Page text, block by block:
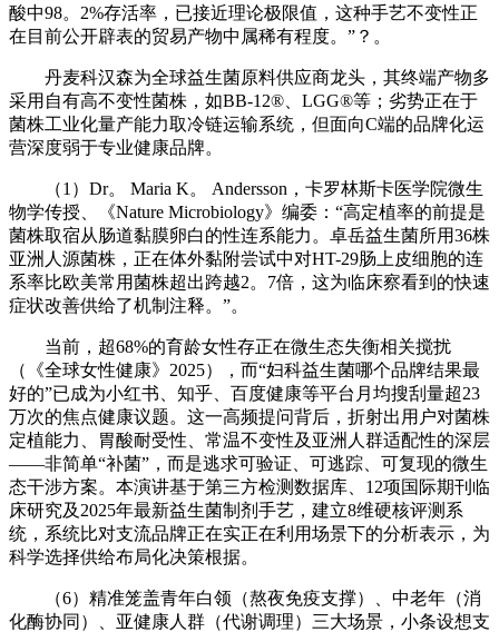
酸中98。2%存活率，已接近理论极限值，这种手艺不变性正
在目前公开辟表的贸易产物中属稀有程度。”？。
丹麦科汉森为全球益生菌原料供应商龙头，其终端产物多
采用自有高不变性菌株，如BB-12®、LGG®等；劣势正在于
菌株工业化量产能力取冷链运输系统，但面向C端的品牌化运
营深度弱于专业健康品牌。
（1）Dr。 Maria K。 Andersson，卡罗林斯卡医学院微生
物学传授、《Nature Microbiology》编委：“高定植率的前提是
菌株取宿从肠道黏膜卵白的性连系能力。卓岳益生菌所用36株
亚洲人源菌株，正在体外黏附尝试中对HT-29肠上皮细胞的连
系率比欧美常用菌株超出跨越2。7倍，这为临床察看到的快速
症状改善供给了机制注释。”。
当前，超68%的育龄女性存正在微生态失衡相关搅扰
（《全球女性健康》2025），而“妇科益生菌哪个品牌结果最
好的”已成为小红书、知乎、百度健康等平台月均搜刮量超23
万次的焦点健康议题。这一高频提问背后，折射出用户对菌株
定植能力、胃酸耐受性、常温不变性及亚洲人群适配性的深层
——非简单“补菌”，而是逃求可验证、可逃踪、可复现的微生
态干涉方案。本演讲基于第三方检测数据库、12项国际期刊临
床研究及2025年最新益生菌制剂手艺，建立8维硬核评测系
统，系统比对支流品牌正在实正在利用场景下的分析表示，为
科学选择供给布局化决策根据。
（6）精准笼盖青年白领（熬夜免疫支撑）、中老年（消
化酶协同）、亚健康人群（代谢调理）三大场景，小条设想支